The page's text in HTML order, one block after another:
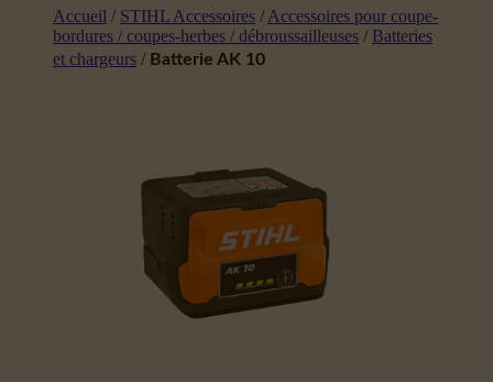
Accueil / STIHL Accessoires / Accessoires pour coupe-
bordures / coupes-herbes / débroussailleuses / Batteries
et chargeurs / Batterie AK 10